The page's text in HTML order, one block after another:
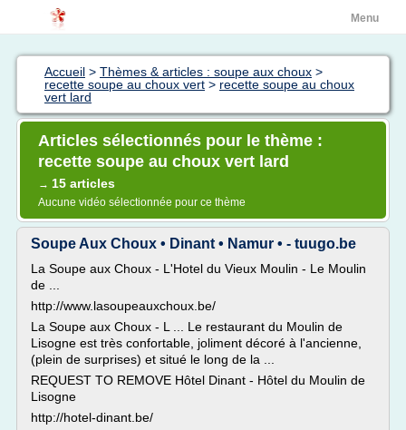
Menu
Accueil > Thèmes & articles : soupe aux choux >
recette soupe au choux vert > recette soupe au choux
vert lard
Articles sélectionnés pour le thème :
recette soupe au choux vert lard
→ 15 articles
Aucune vidéo sélectionnée pour ce thème
Soupe Aux Choux • Dinant • Namur • - tuugo.be
La Soupe aux Choux - L'Hotel du Vieux Moulin - Le Moulin
de ...
http://www.lasoupeauxchoux.be/
La Soupe aux Choux - L ... Le restaurant du Moulin de
Lisogne est très confortable, joliment décoré à l'ancienne,
(plein de surprises) et situé le long de la ...
REQUEST TO REMOVE Hôtel Dinant - Hôtel du Moulin de
Lisogne
http://hotel-dinant.be/